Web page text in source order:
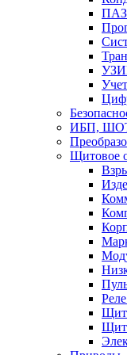
ПАЗ
ИБП,
Щитовое